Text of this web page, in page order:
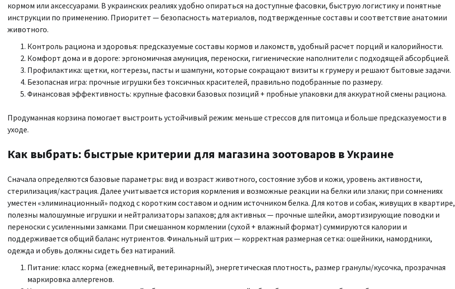
кормом или аксессуарами. В украинских реалиях удобно опираться на доступные фасовки, быструю логистику и понятные
инструкции по применению. Приоритет — безопасность материалов, подтвержденные составы и соответствие анатомии
животного.
Контроль рациона и здоровья: предсказуемые составы кормов и лакомств, удобный расчет порций и калорийности.
Комфорт дома и в дороге: эргономичная амуниция, переноски, гигиенические наполнители с подходящей абсорбцией.
Профилактика: щетки, когтерезы, пасты и шампуни, которые сокращают визиты к грумеру и решают бытовые задачи.
Безопасная игра: прочные игрушки без токсичных красителей, правильно подобранные по размеру.
Финансовая эффективность: крупные фасовки базовых позиций + пробные упаковки для аккуратной смены рациона.
Продуманная корзина помогает выстроить устойчивый режим: меньше стрессов для питомца и больше предсказуемости в
уходе.
Как выбрать: быстрые критерии для магазина зоотоваров в Украине
Сначала определяются базовые параметры: вид и возраст животного, состояние зубов и кожи, уровень активности,
стерилизация/кастрация. Далее учитывается история кормления и возможные реакции на белки или злаки; при сомнениях
уместен «элиминационный» подход с коротким составом и одним источником белка. Для котов и собак, живущих в квартире,
полезны малошумные игрушки и нейтрализаторы запахов; для активных — прочные шлейки, амортизирующие поводки и
переноски с усиленными замками. При смешанном кормлении (сухой + влажный формат) суммируются калории и
поддерживается общий баланс нутриентов. Финальный штрих — корректная размерная сетка: ошейники, намордники,
одежда и обувь должны сидеть без натираний.
Питание: класс корма (ежедневный, ветеринарный), энергетическая плотность, размер гранулы/кусочка, прозрачная
маркировка аллергенов.